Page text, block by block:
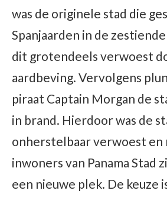
was de originele stad die
Spanjaarden in de
dit grotendeels verwoest
aardbeving. Vervolgens
piraat Captain Morgan de
in brand. Hierdoor was de
onherstelbaar verwoest en
inwoners van Panama Stad
een nieuwe plek. De keuze